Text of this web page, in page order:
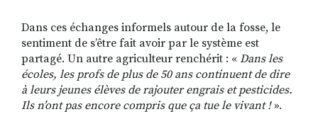
Dans ces échanges informels autour de la fosse, le
sentiment de s’être fait avoir par le système est
partagé. Un autre agriculteur renchérit : « Dans les
écoles, les profs de plus de 50 ans continuent de dire
à leurs jeunes élèves de rajouter engrais et pesticides.
Ils n’ont pas encore compris que ça tue le vivant !».